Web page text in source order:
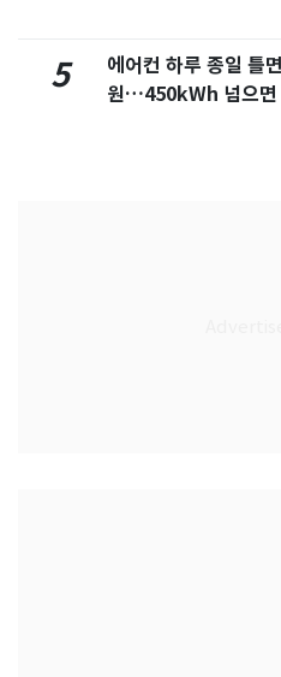
5
에어컨 하루 종일 틀
원…450kWh 넘으면